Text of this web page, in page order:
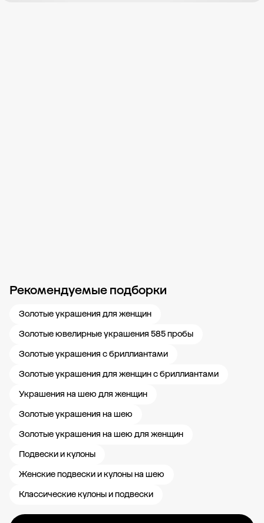
Рекомендуемые подборки
Золотые украшения для женщин
Золотые ювелирные украшения 585 пробы
Золотые украшения с бриллиантами
Золотые украшения для женщин с бриллиантами
Украшения на шею для женщин
Золотые украшения на шею
Золотые украшения на шею для женщин
Подвески и кулоны
Женские подвески и кулоны на шею
Классические кулоны и подвески
Новости компании Журнал ЗОЛОТОЙ Блог